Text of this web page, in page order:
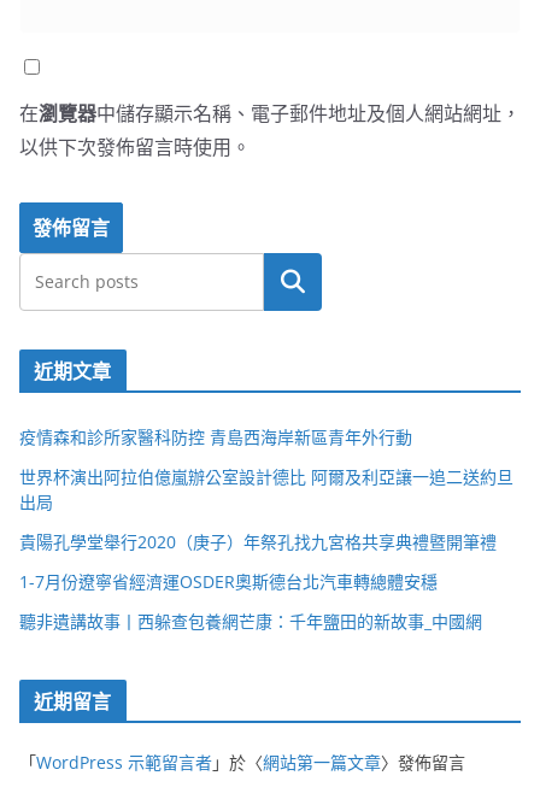
在瀏覽器中儲存顯示名稱、電子郵件地址及個人網站網址，
以供下次發佈留言時使用。
搜尋
近期文章
疫情森和診所家醫科防控 青島西海岸新區青年外行動
世界杯演出阿拉伯億嵐辦公室設計德比 阿爾及利亞讓一追二送約旦
出局
貴陽孔學堂舉行2020（庚子）年祭孔找九宮格共享典禮暨開筆禮
1-7月份遼寧省經濟運OSDER奧斯德台北汽車轉總體安穩
聽非遺講故事丨西躲查包養網芒康：千年鹽田的新故事_中國網
近期留言
「WordPress 示範留言者」於〈網站第一篇文章〉發佈留言